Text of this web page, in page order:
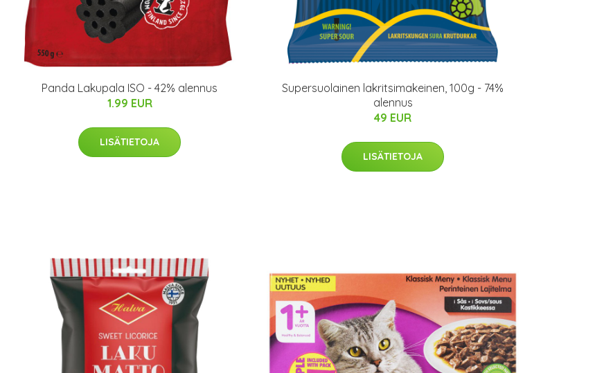
Panda Lakupala ISO - 42% alennus
1.99 EUR
LISÄTIETOJA
Supersuolainen lakritsimakeinen, 100g - 74%
alennus
49 EUR
LISÄTIETOJA